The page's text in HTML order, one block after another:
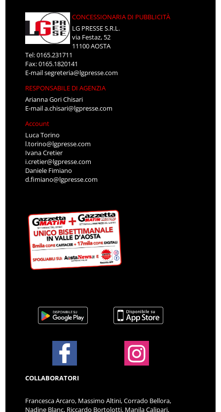
CONCESSIONARIA DI PUBBLICITÀ
LG PRESSE S.R.L.
via Festaz, 52
11100 AOSTA
Tel: 0165.231711
Fax: 0165.1820141
E-mailsegreteria@lgpresse.com
RESPONSABILE DI AGENZIA
Arianna Gori Chisari
E-maila.chisari@lgpresse.com
Account
Luca Torino
l.torino@lgpresse.com
Ivana Cretier
i.cretier@lgpresse.com
Daniele Fimiano
d.fimiano@lgpresse.com
COLLABORATORI
Francesca Arcaro, Massimo Altini, Corrado Bellora,
Nadine Blanc, Riccardo Bortolotti, Manila Calipari,